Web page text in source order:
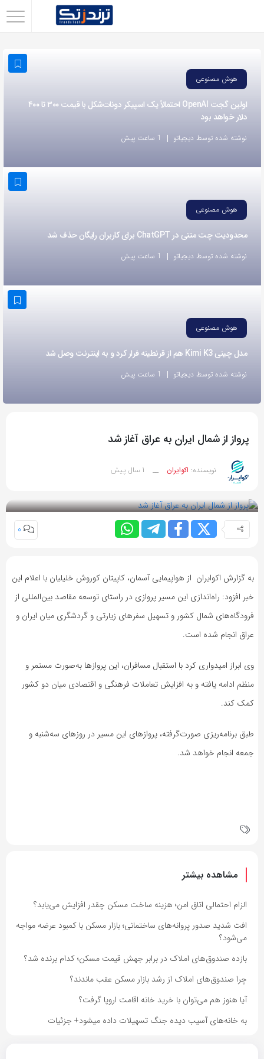
استفاده
روش‌های
زیر
این
دوستان
خود
اشتراک
لینک
هوش مصنوعی
اولین گجت OpenAI احتمالاً یک اسپیکر دونات‌شکل با قیمت ۳۰۰ تا ۴۰۰
دلار خواهد بود
نوشته شده توسط دیجیاتو 1 ساعت پیش
هوش مصنوعی
محدودیت چت متنی در ChatGPT برای کاربران رایگان حذف شد
نوشته شده توسط دیجیاتو 1 ساعت پیش
هوش مصنوعی
مدل چینی Kimi K3 هم از قرنطینه فرار کرد و به اینترنت وصل شد
نوشته شده توسط دیجیاتو 1 ساعت پیش
پرواز از شمال ایران به عراق آغاز شد
نویسنده: اکوایران __ 1 سال پیش
0
به گزارش اکوایران از هواپیمایی آسمان، کاپیتان کوروش خلیلیان با اعلام این
خبر افزود: راه‌اندازی این مسیر پروازی در راستای توسعه مقاصد بین‌المللی از
فرودگاه‌های شمال کشور و تسهیل سفرهای زیارتی و گردشگری میان ایران و
عراق انجام شده است.
وی ابراز امیدواری کرد با استقبال مسافران، این پروازها به‌صورت مستمر و
منظم ادامه یافته و به افزایش تعاملات فرهنگی و اقتصادی میان دو کشور
کمک کند.
طبق برنامه‌ریزی صورت‌گرفته، پروازهای این مسیر در روزهای سه‌شنبه و
جمعه انجام خواهد شد.
مشاهده بیشتر
الزام احتمالی اتاق امن؛ هزینه ساخت مسکن چقدر افزایش می‌یابد؟
افت شدید صدور پروانه‌های ساختمانی؛ بازار مسکن با کمبود عرضه مواجه
می‌شود؟
بازده صندوق‌های املاک در برابر جهش قیمت مسکن؛ کدام برنده شد؟
چرا صندوق‌های املاک از رشد بازار مسکن عقب ماندند؟
آیا هنوز هم می‌توان با خرید خانه اقامت اروپا گرفت؟
به خانه‌های آسیب دیده جنگ تسهیلات داده میشود+ جزئیات